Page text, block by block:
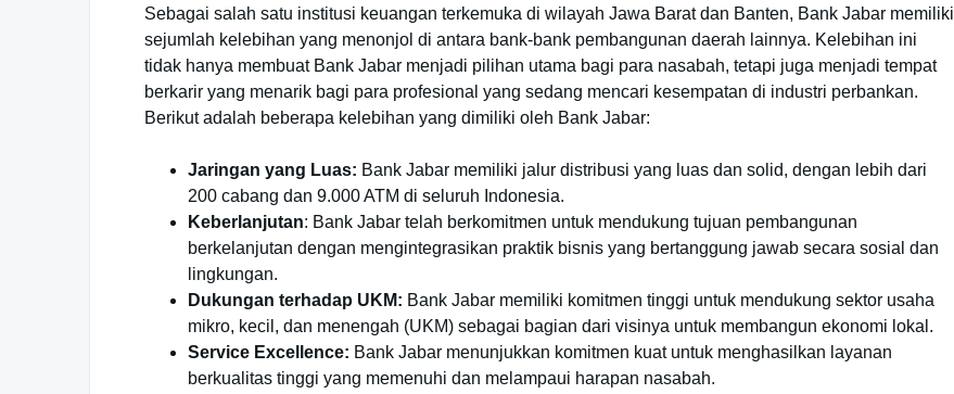
Sebagai salah satu institusi keuangan terkemuka di wilayah Jawa Barat dan Banten, Bank Jabar memiliki
sejumlah kelebihan yang menonjol di antara bank-bank pembangunan daerah lainnya. Kelebihan ini
tidak hanya membuat Bank Jabar menjadi pilihan utama bagi para nasabah, tetapi juga menjadi tempat
berkarir yang menarik bagi para profesional yang sedang mencari kesempatan di industri perbankan.
Berikut adalah beberapa kelebihan yang dimiliki oleh Bank Jabar:
Jaringan yang Luas: Bank Jabar memiliki jalur distribusi yang luas dan solid, dengan lebih dari
200 cabang dan 9.000 ATM di seluruh Indonesia.
Keberlanjutan: Bank Jabar telah berkomitmen untuk mendukung tujuan pembangunan
berkelanjutan dengan mengintegrasikan praktik bisnis yang bertanggung jawab secara sosial dan
lingkungan.
Dukungan terhadap UKM: Bank Jabar memiliki komitmen tinggi untuk mendukung sektor usaha
mikro, kecil, dan menengah (UKM) sebagai bagian dari visinya untuk membangun ekonomi lokal.
Service Excellence: Bank Jabar menunjukkan komitmen kuat untuk menghasilkan layanan
berkualitas tinggi yang memenuhi dan melampaui harapan nasabah.